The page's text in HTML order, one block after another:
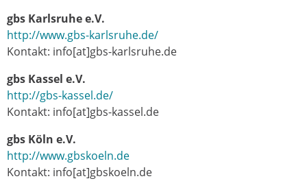
gbs Karlsruhe e.V.
http://www.gbs-karlsruhe.de/
Kontakt: info[at]gbs-karlsruhe.de
gbs Kassel e.V.
http://gbs-kassel.de/
Kontakt: info[at]gbs-kassel.de
gbs Köln e.V.
http://www.gbskoeln.de
Kontakt: info[at]gbskoeln.de